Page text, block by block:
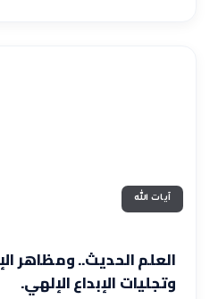
آيات الله
العلم الحديث.. ومظاهر
وتجليات الإبداع الإلهي.